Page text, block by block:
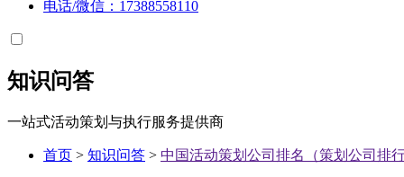
电话/微信：17388558110
知识问答
一站式活动策划与执行服务提供商
首页 > 知识问答 > 中国活动策划公司排名（策划公司排行